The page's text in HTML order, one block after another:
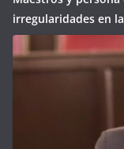
irregularidades en